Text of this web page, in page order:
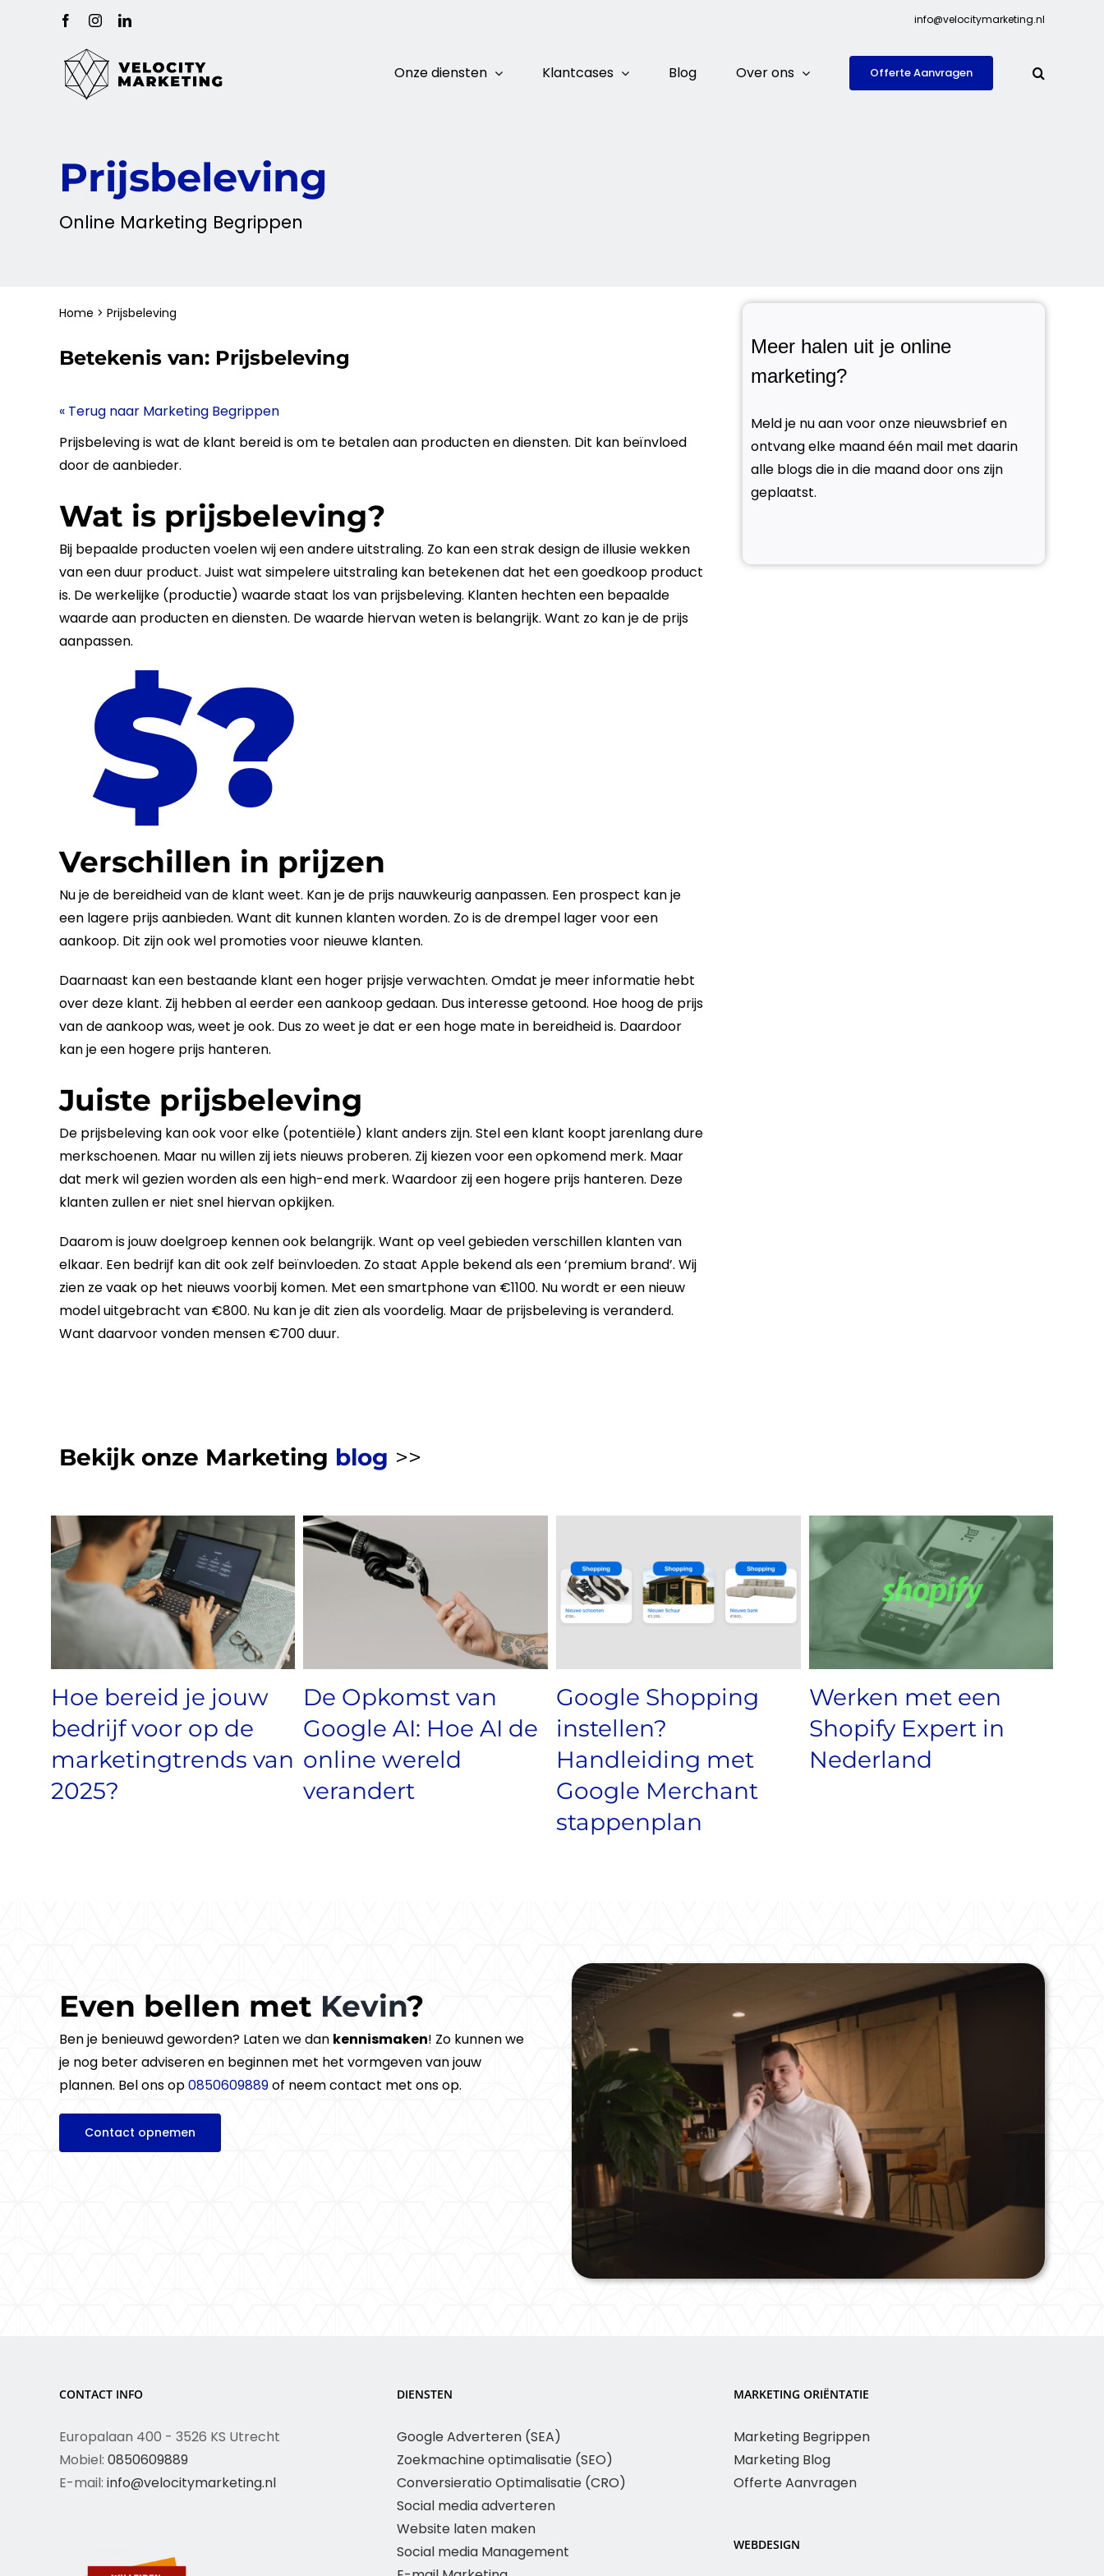
FacebookInstagramLinkedIn info@velocitymarketing.nl
Onze diensten Klantcases Blog Over ons Offerte Aanvragen
Prijsbeleving
Online Marketing Begrippen
Home > Prijsbeleving
Betekenis van: Prijsbeleving
« Terug naar Marketing Begrippen
Prijsbelevingis wat de klant bereid is om te betalen aan producten endiensten. Dit kan beïnvloed
door de aanbieder.
Wat is prijsbeleving?
Bij bepaalde producten voelen wij een andere uitstraling. Zo kan een strak design de illusie wekken
van een duur product. Juist wat simpelere uitstraling kan betekenen dat het een goedkoop product
is. De werkelijke (productie) waarde staat los van prijsbeleving. Klanten hechten een bepaalde
waarde aan producten endiensten. De waarde hiervan weten is belangrijk. Want zo kan je de prijs
aanpassen.
Verschillen in prijzen
Nu je de bereidheid van de klant weet. Kan je de prijsnauwkeurig aanpassen. Een prospect kan je
een lagere prijsaanbieden. Want dit kunnen klanten worden. Zo is de drempel lager voor een
aankoop. Dit zijn ook wel promoties voor nieuwe klanten.
Daarnaast kan een bestaande klant een hoger prijsje verwachten. Omdat je meer informatie hebt
over deze klant. Zij hebben al eerder een aankoop gedaan. Dus interesse getoond. Hoe hoog de prijs
van de aankoop was, weet je ook. Dus zo weet je dat er een hoge mate in bereidheid is. Daardoor
kan je een hogere prijshanteren.
Juiste prijsbeleving
De prijsbelevingkan ook voor elke (potentiële) klant anders zijn. Stel een klant koopt jarenlang dure
merkschoenen. Maar nu willen zij iets nieuws proberen. Zij kiezen voor een opkomend merk. Maar
dat merk wil gezien worden als een high-end merk. Waardoor zij een hogere prijshanteren. Deze
klanten zullen er niet snel hiervan opkijken.
Daarom is jouwdoelgroepkennen ook belangrijk. Want op veel gebieden verschillen klanten van
elkaar. Een bedrijf kan dit ook zelf beïnvloeden. Zo staat Apple bekend als een ‘premium brand’. Wij
zien ze vaak op het nieuws voorbij komen. Met een smartphone van €1100. Nu wordt er een nieuw
model uitgebracht van €800. Nu kan je dit zien als voordelig. Maar de prijsbelevingis veranderd.
Want daarvoor vonden mensen €700 duur.
Meer halen uit je online
marketing?
Meld je nu aan voor onze nieuwsbrief en
ontvang elke maand één mail met daarin
alle blogs die in die maand door ons zijn
geplaatst.
Bekijk onze Marketing blog >>
Hoe bereid je jouw
bedrijf voor op de
marketingtrends van
2025?
De Opkomst van
Google AI: Hoe AI de
online wereld
verandert
Google Shopping
instellen?
Handleiding met
Google Merchant
stappenplan
Werken met een
Shopify Expert in
Nederland
Even bellen met Kevin?
Ben je benieuwd geworden? Laten we dan kennismaken! Zo kunnen we
je nog beter adviseren en beginnen met het vormgeven van jouw
plannen. Bel ons op0850609889of neem contact met ons op.
Contact opnemen
CONTACT INFO
Europalaan 400 - 3526 KS Utrecht
Mobiel: 0850609889
E-mail: info@velocitymarketing.nl
DIENSTEN
Google Adverteren (SEA)
Zoekmachine optimalisatie (SEO)
Conversieratio Optimalisatie (CRO)
Social media adverteren
Website laten maken
Social media Management
MARKETING ORIËNTATIE
Marketing Begrippen
Marketing Blog
Offerte Aanvragen
WEBDESIGN